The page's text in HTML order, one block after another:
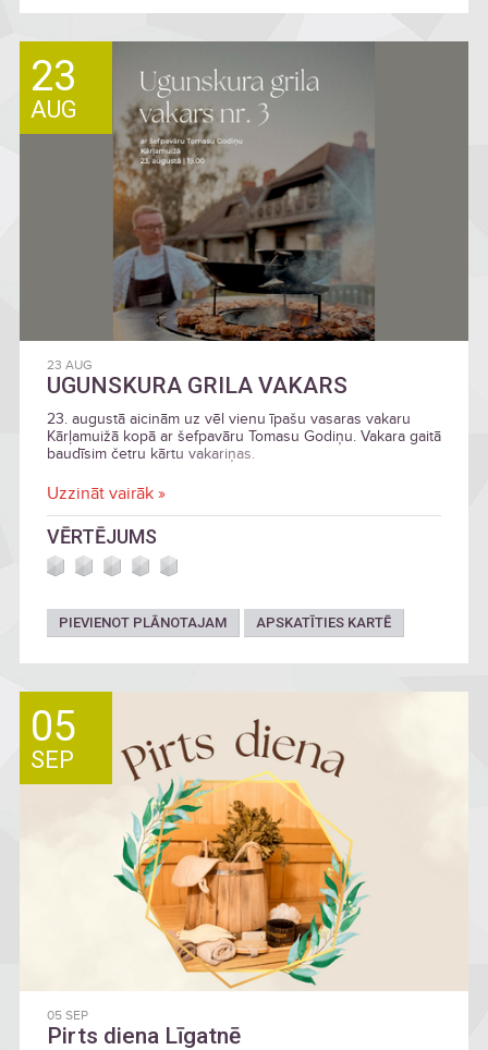
23
AUG
23 AUG
UGUNSKURA GRILA VAKARS
23. augustā aicinām uz vēl vienu īpašu vasaras vakaru
Kārļamuižā kopā ar šefpavāru Tomasu Godiņu. Vakara gaitā
baudīsim četru kārtu vakariņas.
Uzzināt vairāk »
VĒRTĒJUMS
PIEVIENOT PLĀNOTAJAM APSKATĪTIES KARTĒ
05
SEP
05 SEP
Pirts diena Līgatnē